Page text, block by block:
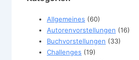
Allgemeines (60)
Autorenvorstellungen (16)
Buchvorstellungen (33)
Challenges (19)